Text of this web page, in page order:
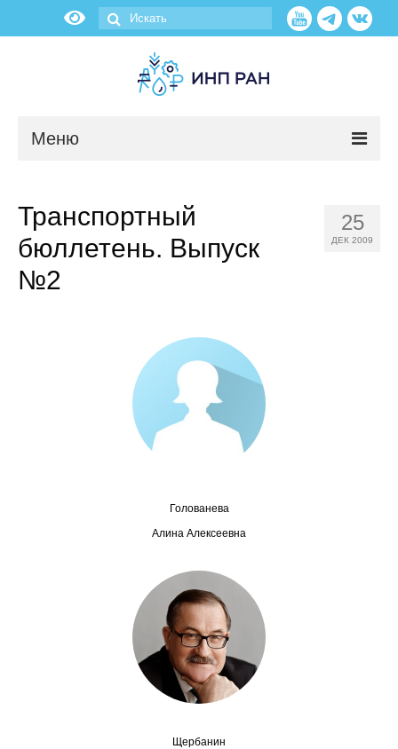
Меню
Администрация
Сотрудники
Отчетность
Материалы для СМИ
Научная жизнь
Проблемы прогнозирования
25
ДЕК 2009
Транспортный
бюллетень. Выпуск
№2
Голованева
Алина Алексеевна
Щербанин